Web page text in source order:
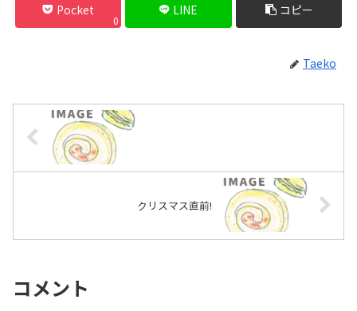
Pocket
0
LINE コピー
Taeko
クリスマス直前!
コメント